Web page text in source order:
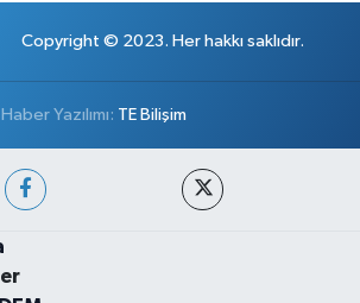
Copyright © 2023. Her hakkı saklıdır.
Haber Yazılımı: TE Bilişim